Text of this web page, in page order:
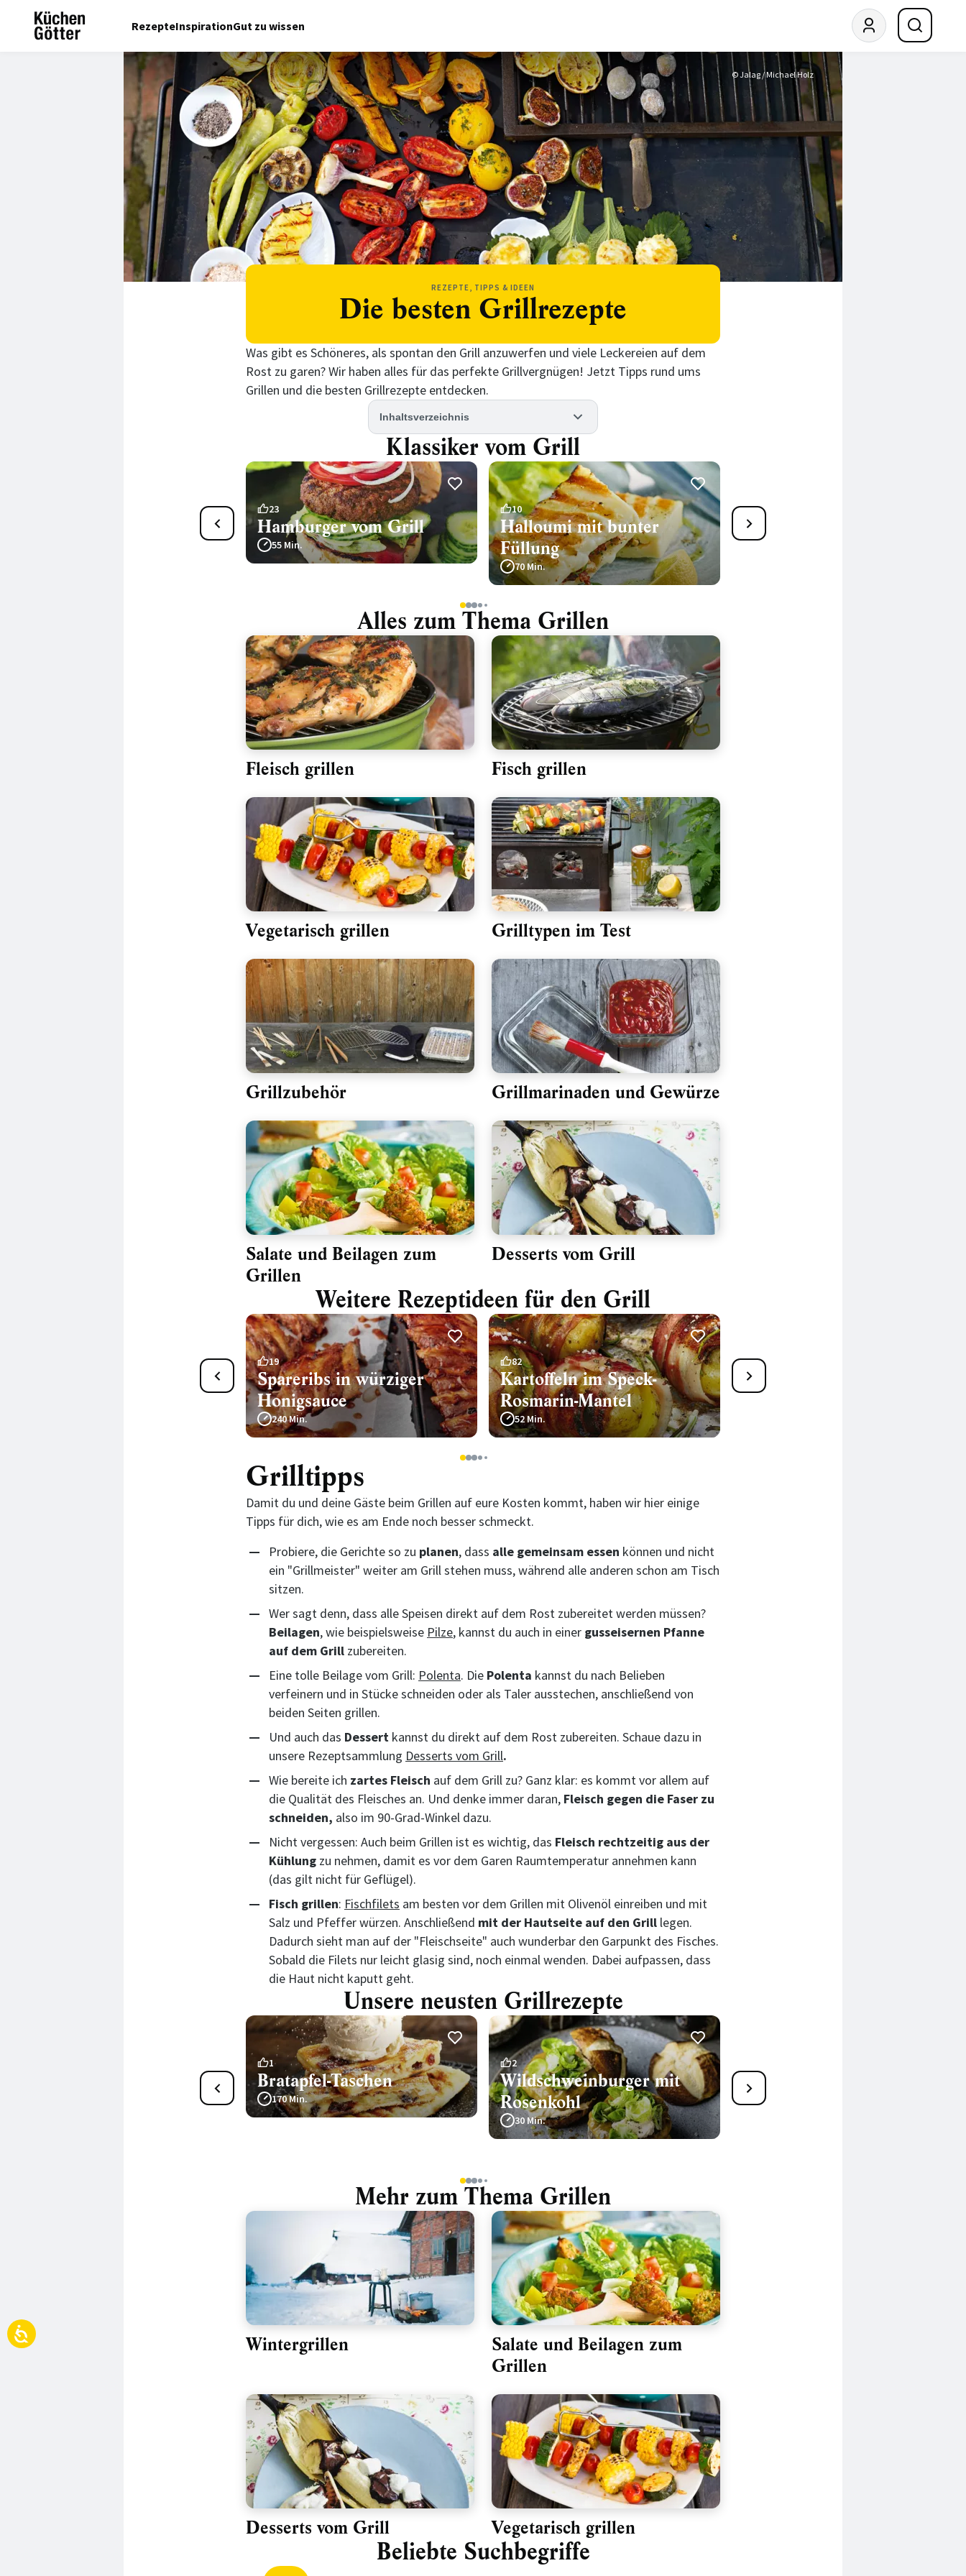
RezepteInspirationGut zu wissen
© Jalag / Michael Holz
REZEPTE, TIPPS & IDEEN
Die besten Grillrezepte
Was gibt es Schöneres, als spontan den Grill anzuwerfen und viele Leckereien auf dem
Rost zu garen? Wir haben alles für das perfekte Grillvergnügen! Jetzt Tipps rund ums
Grillen und die besten Grillrezepte entdecken.
Inhaltsverzeichnis
Klassiker vom Grill
Lachsfilet von der Planke
23
Hamburger vom Grill
55 Min.
10
Halloumi mit bunter
Füllung
70 Min.
8
Bratwurstspieße mit
Knoblauchbrot
1234 5
Alles zum Thema Grillen
Fleisch grillen Fisch grillen
Vegetarisch grillen Grilltypen im Test
Grillzubehör Grillmarinaden und Gewürze
Salate und Beilagen zum
Grillen
Desserts vom Grill
Weitere Rezeptideen für den Grill
19
Spareribs in würziger
Honigsauce
240 Min.
82
Kartoffeln im Speck-
Rosmarin-Mantel
52 Min.
48
Gegrillte Süßkartoffeln
74 Min.
1234 5
Grilltipps
Damit du und deine Gäste beim Grillen auf eure Kosten kommt, haben wir hier einige
Tipps für dich, wie es am Ende noch besser schmeckt.
Probiere, die Gerichte so zu planen, dass alle gemeinsam essen können und nicht
ein "Grillmeister" weiter am Grill stehen muss, während alle anderen schon am Tisch
sitzen.
Wer sagt denn, dass alle Speisen direkt auf dem Rost zubereitet werden müssen?
Beilagen, wie beispielsweise Pilze, kannst du auch in einer gusseisernen Pfanne
auf dem Grill zubereiten.
Eine tolle Beilage vom Grill: Polenta. Die Polenta kannst du nach Belieben
verfeinern und in Stücke schneiden oder als Taler ausstechen, anschließend von
beiden Seiten grillen.
Und auch das Dessert kannst du direkt auf dem Rost zubereiten. Schaue dazu in
unsere Rezeptsammlung Desserts vom Grill.
Wie bereite ich zartes Fleisch auf dem Grill zu? Ganz klar: es kommt vor allem auf
die Qualität des Fleisches an. Und denke immer daran, Fleisch gegen die Faser zu
schneiden, also im 90-Grad-Winkel dazu.
Nicht vergessen: Auch beim Grillen ist es wichtig, das Fleisch rechtzeitig aus der
Kühlung zu nehmen, damit es vor dem Garen Raumtemperatur annehmen kann
(das gilt nicht für Geflügel).
Fisch grillen: Fischfilets am besten vor dem Grillen mit Olivenöl einreiben und mit
Salz und Pfeffer würzen. Anschließend mit der Hautseite auf den Grill legen.
Dadurch sieht man auf der "Fleischseite" auch wunderbar den Garpunkt des Fisches.
Sobald die Filets nur leicht glasig sind, noch einmal wenden. Dabei aufpassen, dass
die Haut nicht kaputt geht.
Unsere neusten Grillrezepte
1
Bratapfel-Taschen
170 Min.
2
Wildschweinburger mit
Rosenkohl
30 Min.
Süsskartoffel-Zucchini-
Burger
35 Min.
1234 5
Mehr zum Thema Grillen
Wintergrillen
Salate und Beilagen zum
Grillen
Desserts vom Grill Vegetarisch grillen
Beliebte Suchbegriffe